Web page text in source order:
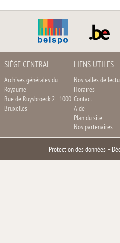
SIÈGE CENTRAL
Archives générales du
Royaume
Rue de Ruysbroeck 2 - 1000
Bruxelles
LIENS UTILES
Nos salles de
Horaires
Contact
Aide
Plan du site
Nos partenaires
Protection des données–